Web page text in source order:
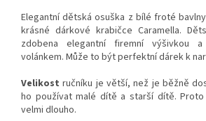
Elegantní dětská osuška z bílé froté
krásné dárkové krabičce Caramella.
zdobena elegantní firemní výšivkou a
volánkem. Může to být perfektní dárek k
Velikost ručníku je větší, než je běžně
ho používat malé dítě a starší dítě.
velmi dlouho.